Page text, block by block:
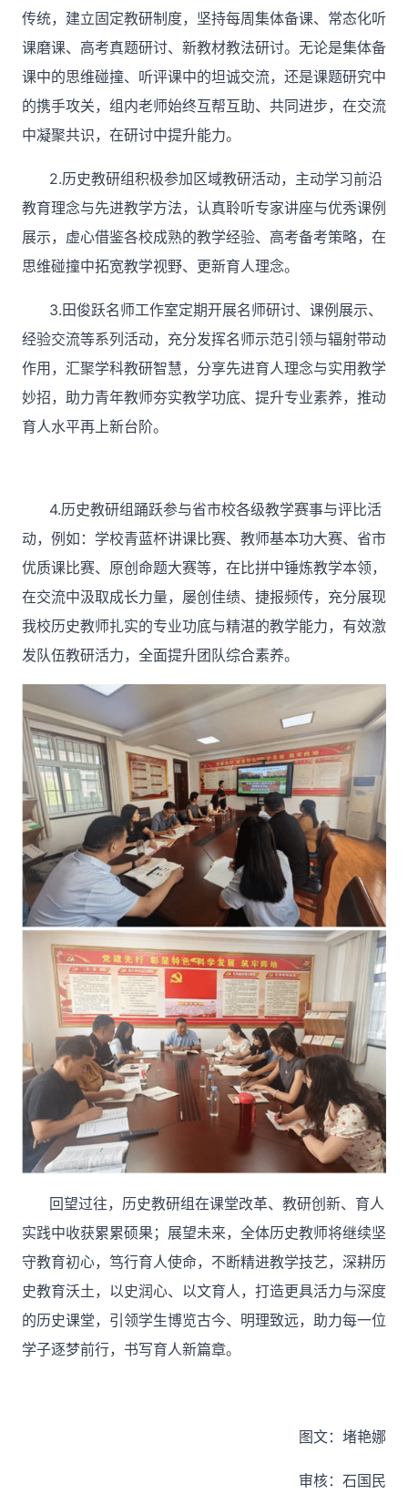
传统，建立固定教研制度，坚持每周集体备课、常态化听
课磨课、高考真题研讨、新教材教法研讨。无论是集体备
课中的思维碰撞、听评课中的坦诚交流，还是课题研究中
的携手攻关，组内老师始终互帮互助、共同进步，在交流
中凝聚共识，在研讨中提升能力。
2.历史教研组积极参加区域教研活动，主动学习前沿
教育理念与先进教学方法，认真聆听专家讲座与优秀课例
展示，虚心借鉴各校成熟的教学经验、高考备考策略，在
思维碰撞中拓宽教学视野、更新育人理念。
3.田俊跃名师工作室定期开展名师研讨、课例展示、
经验交流等系列活动，充分发挥名师示范引领与辐射带动
作用，汇聚学科教研智慧，分享先进育人理念与实用教学
妙招，助力青年教师夯实教学功底、提升专业素养，推动
育人水平再上新台阶。
4.历史教研组踊跃参与省市校各级教学赛事与评比活
动，例如：学校青蓝杯讲课比赛、教师基本功大赛、省市
优质课比赛、原创命题大赛等，在比拼中锤炼教学本领，
在交流中汲取成长力量，屡创佳绩、捷报频传，充分展现
我校历史教师扎实的专业功底与精湛的教学能力，有效激
发队伍教研活力，全面提升团队综合素养。
回望过往，历史教研组在课堂改革、教研创新、育人
实践中收获累累硕果；展望未来，全体历史教师将继续坚
守教育初心，笃行育人使命，不断精进教学技艺，深耕历
史教育沃土，以史润心、以文育人，打造更具活力与深度
的历史课堂，引领学生博览古今、明理致远，助力每一位
学子逐梦前行，书写育人新篇章。
图文：堵艳娜
审核：石国民